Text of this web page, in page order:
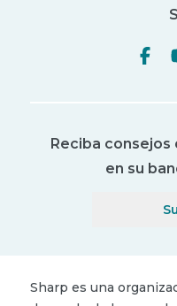
Reciba consejos
en su
Sharp es una